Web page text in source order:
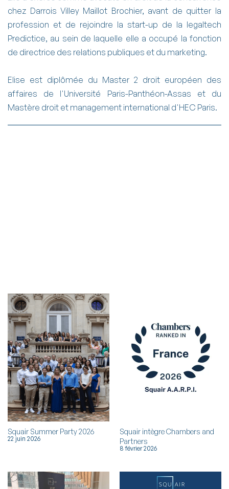
chez Darrois Villey Maillot Brochier, avant de quitter la
profession et de rejoindre la start-up de la legaltech
Predictice, au sein de laquelle elle a occupé la fonction
de directrice des relations publiques et du marketing.
Elise est diplômée du Master 2 droit européen des
affaires de l'Université Paris-Panthéon-Assas et du
Mastère droit et management international d'HEC Paris.
Squair Summer Party 2026
22 juin 2026
Squair intègre Chambers and
Partners
8 février 2026